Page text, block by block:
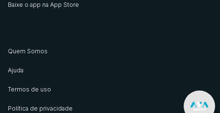
Baixe o app na App Store
Quem Somos
Ajuda
Termos de uso
Política de privacidade